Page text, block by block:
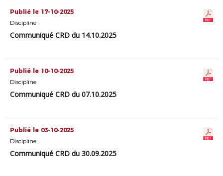
Publié le 17-10-2025
Discipline
Communiqué CRD du 14.10.2025
Publié le 10-10-2025
Discipline
Communiqué CRD du 07.10.2025
Publié le 03-10-2025
Discipline
Communiqué CRD du 30.09.2025